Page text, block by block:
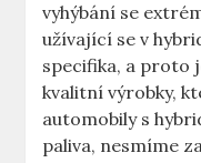
⁢vyhýbání se
užívající se v
specifika, a proto
⁣kvalitní výrobky,
automobily​ s
paliva, ​nesmíme